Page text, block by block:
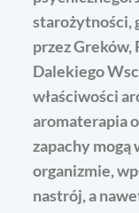
starożytności,
przez Greków,
Dalekiego
właściwości
aromaterapia
zapachy
organizmie,
nastrój, a